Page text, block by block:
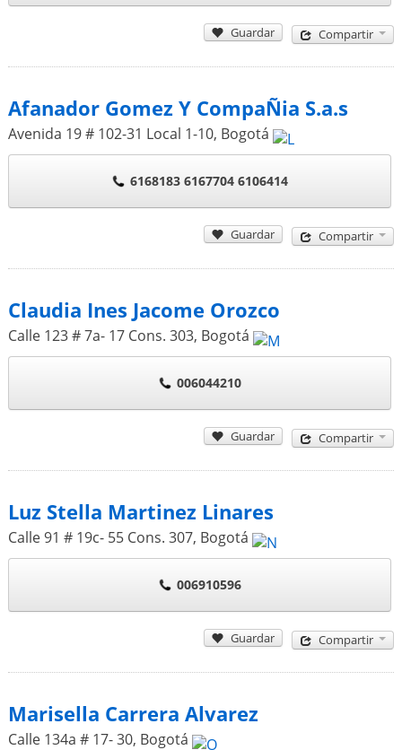
Guardar Compartir
Afanador Gomez Y CompaÑia S.a.s
Avenida 19 # 102-31 Local 1-10, Bogotá
6168183 6167704 6106414
Guardar Compartir
Claudia Ines Jacome Orozco
Calle 123 # 7a- 17 Cons. 303, Bogotá
006044210
Guardar Compartir
Luz Stella Martinez Linares
Calle 91 # 19c- 55 Cons. 307, Bogotá
006910596
Guardar Compartir
Marisella Carrera Alvarez
Calle 134a # 17- 30, Bogotá